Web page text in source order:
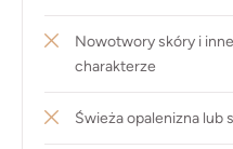
Nowotwory skóry i
charakterze
Świeża opalenizna lub